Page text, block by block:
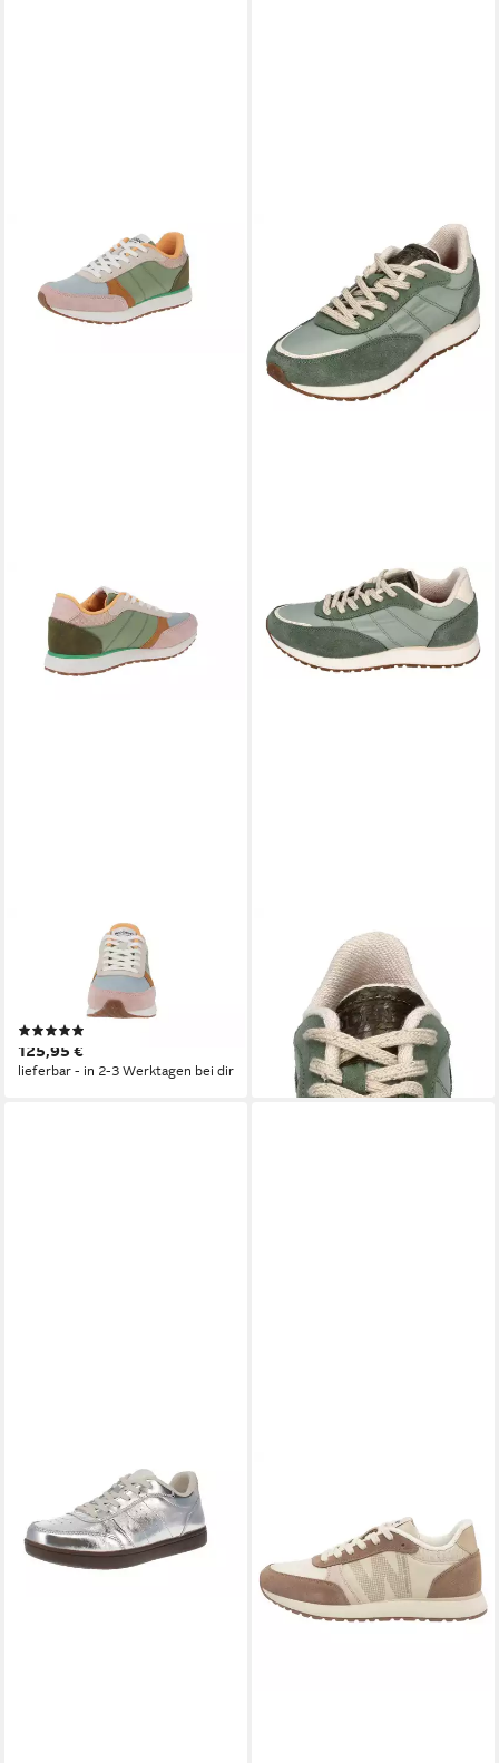
Woden WL740 Ronja -
Damen Schuhe Sneaker -
911-Algae-Multi Sneaker
125,95 €
lieferbar - in 2-3 Werktagen bei dir
NELLIE SOFT REFLECTIVE
WL721 Sneaker Algae
71,94 € UVP119,90 €
-40%
lieferbar - in 3-4 Werktagen bei dir